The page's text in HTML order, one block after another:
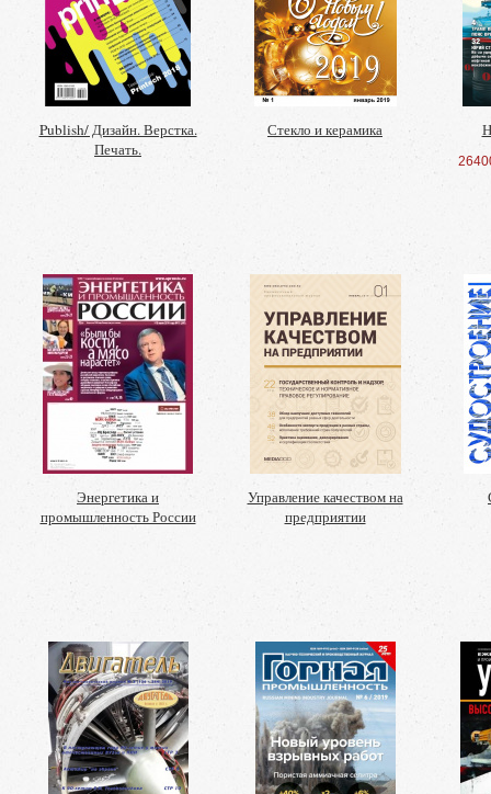
Publish/ Дизайн. Верстка.
Печать.
Стекло и керамика
Энергетика и
промышленность России
Управление качеством на
предприятии